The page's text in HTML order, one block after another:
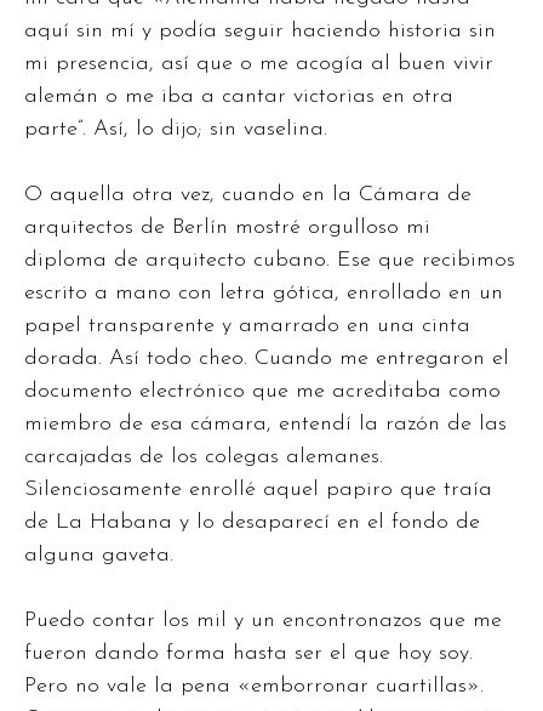
aquí sin mí y podía seguir haciendo historia sin
mi presencia, así que o me acogía al buen vivir
alemán o me iba a cantar victorias en otra
parte”. Así, lo dijo; sin vaselina.
O aquella otra vez, cuando en la Cámara de
arquitectos de Berlín mostré orgulloso mi
diploma de arquitecto cubano. Ese que recibimos
escrito a mano con letra gótica, enrollado en un
papel transparente y amarrado en una cinta
dorada. Así todo cheo. Cuando me entregaron el
documento electrónico que me acreditaba como
miembro de esa cámara, entendí la razón de las
carcajadas de los colegas alemanes.
Silenciosamente enrollé aquel papiro que traía
de La Habana y lo desaparecí en el fondo de
alguna gaveta.
Puedo contar los mil y un encontronazos que me
fueron dando forma hasta ser el que hoy soy.
Pero no vale la pena «emborronar cuartillas».